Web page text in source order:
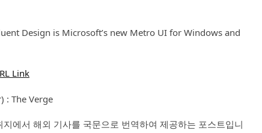
Design is Microsoft’s new Metro UI for Windows and
Link
: The Verge
에서 해외 기사를 국문으로 번역하여 제공하는 포스트입니